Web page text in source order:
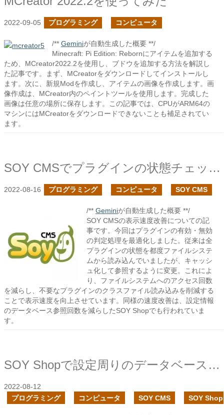
2022-09-05 プログラミング コンピュータ
/** Geminiが自動生成した概要 **/
Minecraft: Pi Edition: Rebornにアイテムを追加する
ため、MCreator2022.2を使用し、ブドウを追加する方法を解説し
た記事です。まず、MCreatorをダウンロードしてインストールし
ます。次に、新規Modを作成し、アイテムの画像を作成します。画
像作成は、MCreator内のペイントツールを使用します。完成した
画像は任意の場所に保存します。この記事では、CPUがARM64の
マシンにはMCreatorをダウンロードできないことも補足されてい
ます。
SOY CMSでプラグインの状態チェックを最適化して表示速度を改善
2022-08-16 プログラミング コンピュータ SOY CMS
/** Geminiが自動生成した概要 **/
SOY CMSの表示速度改善についての記
事です。今回はプラグインの有効・無効
の判定処理を最適化しました。従来は全
プラグインの状態を都度ファイルシステ
ムから読み込んでいましたが、キャッシ
ュ化して参照するように変更。これによ
り、ファイルシステムへのアクセス回数
を減らし、不要なプラグインのクラスファイル読み込みを削減する
ことで表示速度を向上させています。同様の速度改善は、設定情報
のデータベース参照回数を減らしたSOY Shopでも行われていま
す。
SOY Shopで設定周りのデータベース参照回数を減らし表示速度を改善
2022-08-12
プログラミング
コンピュータ SOY CMS SOY Shop